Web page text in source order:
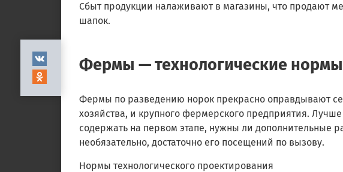
Сбыт продукции налаживают в магазины, что продают
шапок.
Фермы — технологические нормы
Фермы по разведению норок прекрасно оправдывают
хозяйства, и крупного фермерского предприятия.
содержать на первом этапе, нужны ли дополнительные
необязательно, достаточно его посещений по вызову.
Нормы технологического проектирования